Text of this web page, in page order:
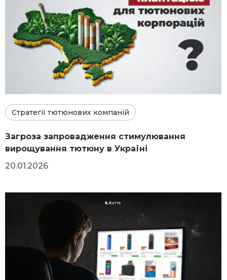
Стратегії тютюнових компаній
Загроза запровадження стимулювання
вирощування тютюну в Україні
20.01.2026